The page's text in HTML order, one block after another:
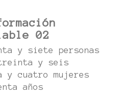
02
y siete personas
y seis
y cuatro mujeres
años